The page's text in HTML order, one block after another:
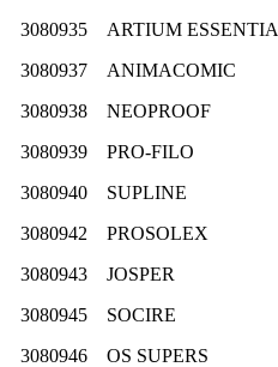
3080935 ARTIUM ESSENTIA
3080937
ANIMACOMIC
3080938
NEOPROOF
3080939
PRO-FILO
3080940
SUPLINE
3080942
PROSOLEX
3080943
JOSPER
3080945
SOCIRE
3080946
OS SUPERS